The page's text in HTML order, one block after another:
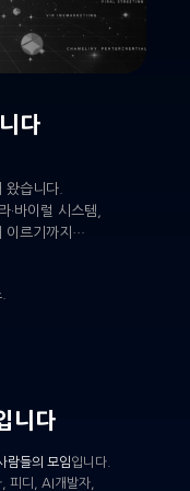
다
왔습니다.
바이럴 시스템,
이르기까지…
니다
람들의 모임입니다.
피디, AI개발자,